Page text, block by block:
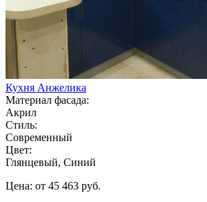
Кухня Анжелика
Материал фасада:
Акрил
Стиль:
Современный
Цвет:
Глянцевый, Синий
Цена: от 45 463 руб.